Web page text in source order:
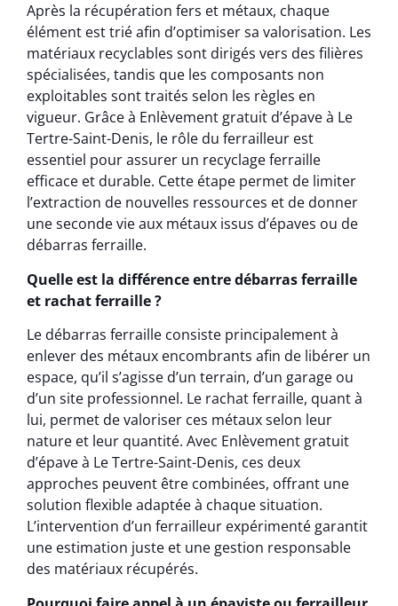
Après la récupération fers et métaux, chaque
élément est trié afin d’optimiser sa valorisation. Les
matériaux recyclables sont dirigés vers des filières
spécialisées, tandis que les composants non
exploitables sont traités selon les règles en
vigueur. Grâce à Enlèvement gratuit d’épave à Le
Tertre-Saint-Denis, le rôle du ferrailleur est
essentiel pour assurer un recyclage ferraille
efficace et durable. Cette étape permet de limiter
l’extraction de nouvelles ressources et de donner
une seconde vie aux métaux issus d’épaves ou de
débarras ferraille.
Quelle est la différence entre débarras ferraille
et rachat ferraille ?
Le débarras ferraille consiste principalement à
enlever des métaux encombrants afin de libérer un
espace, qu’il s’agisse d’un terrain, d’un garage ou
d’un site professionnel. Le rachat ferraille, quant à
lui, permet de valoriser ces métaux selon leur
nature et leur quantité. Avec Enlèvement gratuit
d’épave à Le Tertre-Saint-Denis, ces deux
approches peuvent être combinées, offrant une
solution flexible adaptée à chaque situation.
L’intervention d’un ferrailleur expérimenté garantit
une estimation juste et une gestion responsable
des matériaux récupérés.